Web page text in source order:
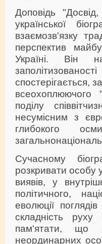
Доповідь
української
взаємозв'язку
перспектив
Україні. Він
спостерігається,
всеохоплюючого
поділу
несумісним з
глибокого
Сучасному
розкривати особу у
виявів, у
політичного,
еволюції
складність
пам'ятати, що
неординарних